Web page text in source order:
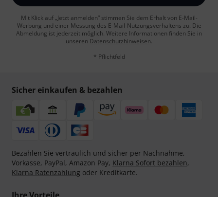
Mit Klick auf „Jetzt anmelden“ stimmen Sie dem Erhalt von E-Mail-
Werbung und einer Messung des E-Mail-Nutzungsverhaltens zu. Die
Abmeldung ist jederzeit möglich. Weitere Informationen finden Sie in
unseren Datenschutzhinweisen.
* Pflichtfeld
Sicher einkaufen & bezahlen
Bezahlen Sie vertraulich und sicher per Nachnahme,
Vorkasse, PayPal, Amazon Pay, Klarna Sofort bezahlen,
Klarna Ratenzahlung oder Kreditkarte.